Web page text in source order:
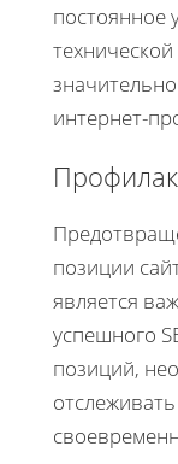
постоянное
интернет-
позиции
является
успешного
позиций,